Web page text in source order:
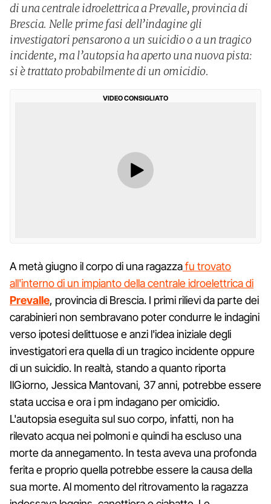
di una centrale idroelettrica a Prevalle, provincia di
Brescia. Nelle prime fasi dell’indagine gli
investigatori pensarono a un suicidio o a un tragico
incidente, ma l’autopsia ha aperto una nuova pista:
si è trattato probabilmente di un omicidio.
VIDEO CONSIGLIATO
A metà giugno il corpo di una ragazzafu trovato
all'interno di un impianto della centrale idroelettrica di
Prevalle, provincia di Brescia. I primi rilievi da parte dei
carabinieri non sembravano poter condurre le indagini
verso ipotesi delittuose e anzi l'idea iniziale degli
investigatori era quella di un tragico incidente oppure
di un suicidio. In realtà, stando a quanto riporta
IlGiorno, Jessica Mantovani, 37 anni, potrebbe essere
stata uccisa e ora i pm indagano per omicidio.
L'autopsia eseguita sul suo corpo, infatti, non ha
rilevato acqua nei polmoni e quindi ha escluso una
morte da annegamento. In testa aveva una profonda
ferita e proprio quella potrebbe essere la causa della
sua morte. Al momento del ritrovamento la ragazza